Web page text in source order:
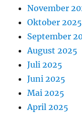
November
Oktober 2025
September
August 2025
Juli 2025
Juni 2025
Mai 2025
April 2025